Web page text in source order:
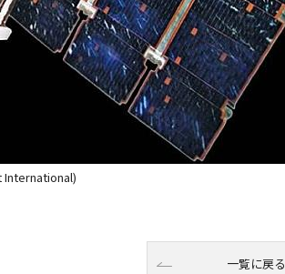
一覧に戻る